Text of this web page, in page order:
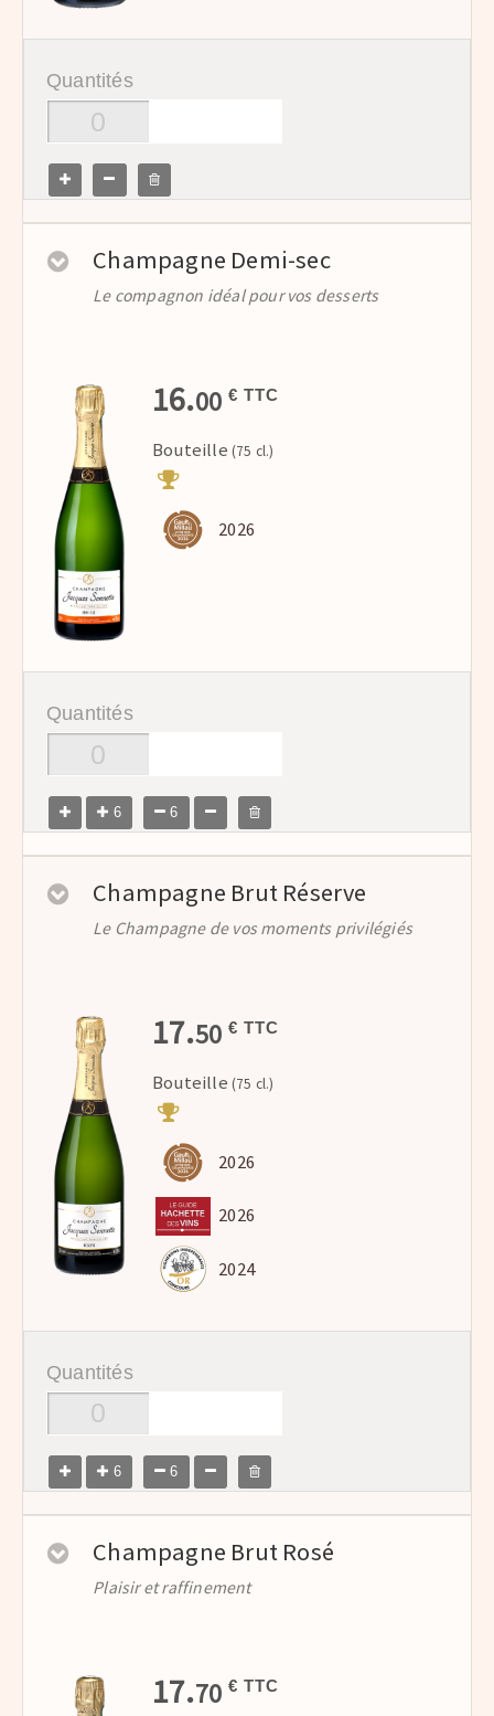
Quantités
Champagne Demi-sec
Le compagnon idéal pour vos desserts
16.00 € TTC
Bouteille (75 cl.)
2026
Quantités
6 6
Champagne Brut Réserve
Le Champagne de vos moments privilégiés
17.50 € TTC
Bouteille (75 cl.)
2026
2026
2024
Quantités
6 6
Champagne Brut Rosé
Plaisir et raffinement
17.70 € TTC